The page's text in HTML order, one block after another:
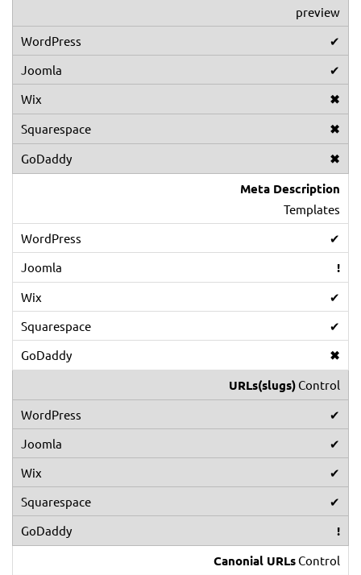
preview
✔
✔
✖
✖
✖
Meta Description
Templates
✔
!
✔
✔
✖
URLs(slugs)Control
✔
✔
✔
✔
!
Canonial URLsControl